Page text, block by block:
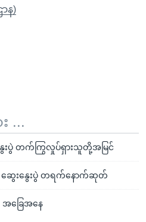
န)
...
ေးပွဲ တက်ကြွလှုပ်ရှားသူတို့အမြင်
ဆွေးနွေးပွဲ တရက်နောက်ဆုတ်
အခြေအနေ